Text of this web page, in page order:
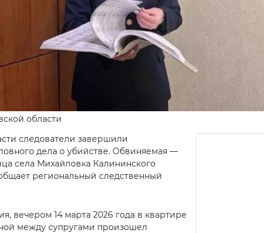
области
следователи завершили
дела о убийстве. Обвиняемая —
села Михайловка Калининского
региональный следственный
вечером 14 марта 2026 года в квартире
между супругами произошел